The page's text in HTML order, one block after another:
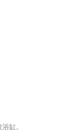
缸。